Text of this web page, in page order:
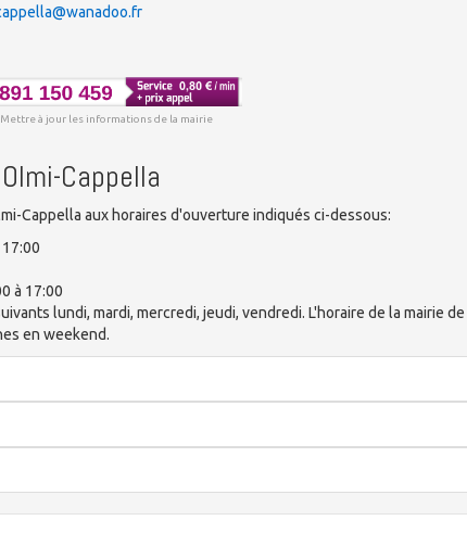
Mettre à jour les informations de la mairie
Cappella
Cappella aux horaires d'ouverture indiqués ci-dessous:
à 17:00
lundi, mardi, mercredi, jeudi, vendredi. L'horaire de la mairie de
en weekend.